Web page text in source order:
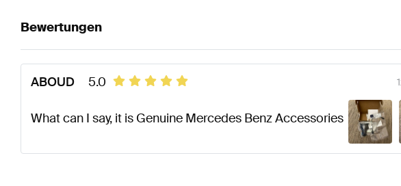
Bewertungen
ABOUD 5.0
What can I say, it is Genuine Mercedes Benz Accessories